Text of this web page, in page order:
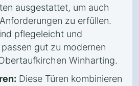
ausgestattet, um auch
zu erfüllen.
pflegeleicht und
gut zu modernen
Winharting.
Diese Türen kombinieren